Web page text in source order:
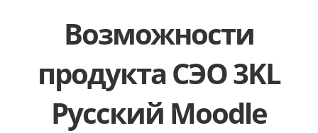
Возможности
продукта СЭО 3KL
Русский Moodle